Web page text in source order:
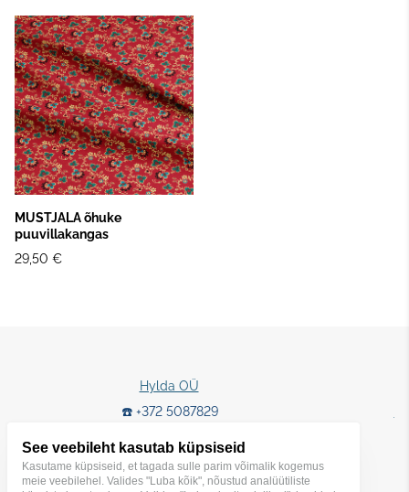
MUSTJALA õhuke
puuvillakangas
29,50 €
Hylda OÜ
☎️ +372 5087829
See veebileht kasutab küpsiseid
Kasutame küpsiseid, et tagada sulle parim võimalik kogemus
meie veebilehel. Valides "Luba kõik", nõustud analüütiliste